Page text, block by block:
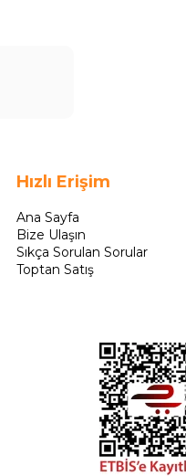
Hızlı Erişim
Ana Sayfa
Bize Ulaşın
Sıkça Sorulan Sorular
Toptan Satış